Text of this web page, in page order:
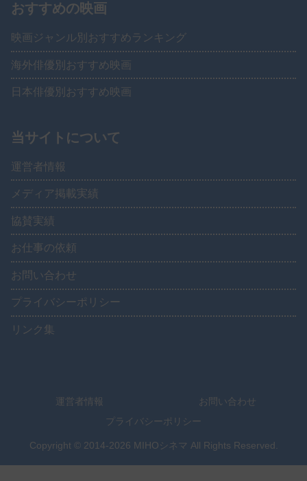
おすすめの映画
映画ジャンル別おすすめランキング
海外俳優別おすすめ映画
日本俳優別おすすめ映画
当サイトについて
運営者情報
メディア掲載実績
協賛実績
お仕事の依頼
お問い合わせ
プライバシーポリシー
リンク集
運営者情報
お問い合わせ
プライバシーポリシー
Copyright © 2014-2026 MIHOシネマ All Rights Reserved.